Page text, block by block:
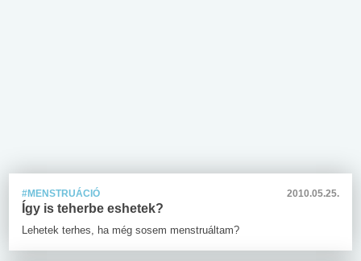
#MENSTRUÁCIÓ 2010.05.25.
Így is teherbe eshetek?
Lehetek terhes, ha még sosem menstruáltam?